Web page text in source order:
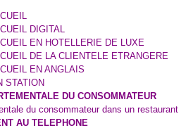
DIGITAL
EN HOTELLERIE DE LUXE
DE LA CLIENTELE ETRANGERE
EN ANGLAIS
STATION
DU CONSOMMATEUR
du consommateur dans un restaurant
AU TELEPHONE